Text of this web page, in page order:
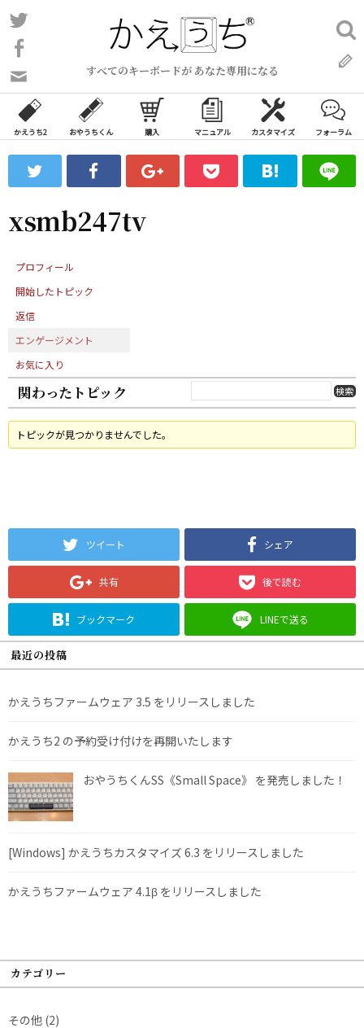
コ
ン
ン
ツ
ス
ッ
すべてのキーボードが あなた専用になる
い
合
わ
フ
ォ
ム
検
索:
かえうち2 おやうちくん 購入 マニュアル カスタマイズ フォーラム
xsmb247tv
プロフィール
開始したトピック
返信
エンゲージメント
お気に入り
関わったトピック
トピックが見つかりませんでした。
ツイート シェア
共有 後で読む
ブックマーク LINEで送る
最近の投稿
かえうちファームウェア 3.5 をリリースしました
かえうち2 の予約受け付けを再開いたします
おやうちくんSS《Small Space》 を発売しました！
[Windows] かえうちカスタマイズ 6.3 をリリースしました
かえうちファームウェア 4.1β をリリースしました
カテゴリー
その他 (2)